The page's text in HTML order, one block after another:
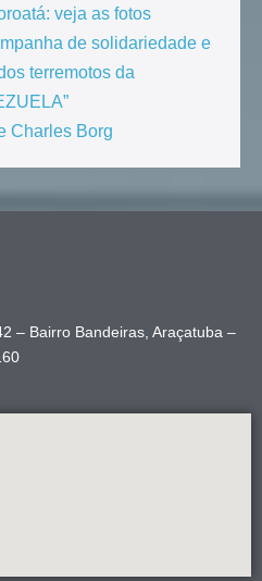
veja as fotos
de solidariedade e
terremotos da
Charles Borg
– Bairro Bandeiras, Araçatuba –